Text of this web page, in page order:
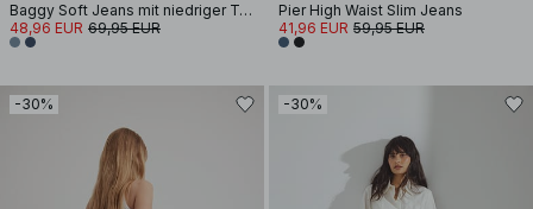
Baggy Soft Jeans mit niedriger Taille
48,96 EUR 69,95 EUR
Pier High Waist Slim Jeans
41,96 EUR 59,95 EUR
-30% -30%